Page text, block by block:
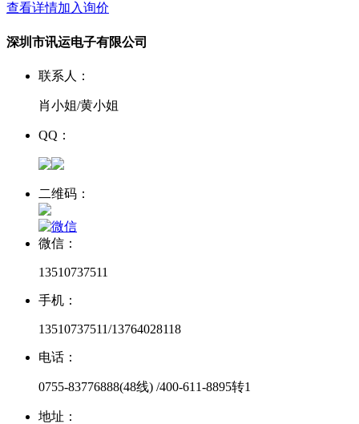
查看详情加入询价
深圳市讯运电子有限公司
联系人：
肖小姐/黄小姐
QQ：
二维码：
微信：
13510737511
手机：
13510737511/13764028118
电话：
0755-83776888(48线) /400-611-8895转1
地址：